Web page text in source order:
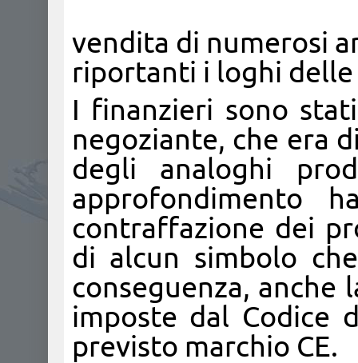
vendita di numerosi
riportanti i loghi
I finanzieri sono
negoziante, che era
degli analoghi
approfondimento
contraffazione dei
di alcun simbolo
conseguenza,
imposte dal Codice
previsto marchio CE.